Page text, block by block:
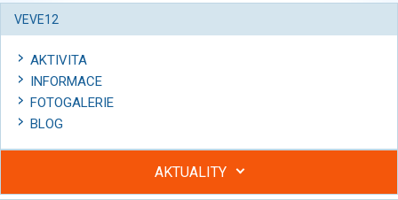
VEVE12
AKTIVITA
INFORMACE
FOTOGALERIE
BLOG
AKTUALITY